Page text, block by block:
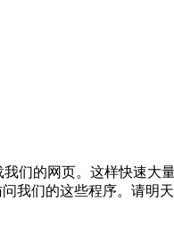
们的网页。这样快速大
我们的这些程序。请明天